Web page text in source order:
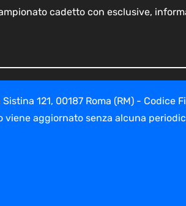
cadetto con esclusive,
121, 00187 Roma (RM) - Codice
aggiornato senza alcuna